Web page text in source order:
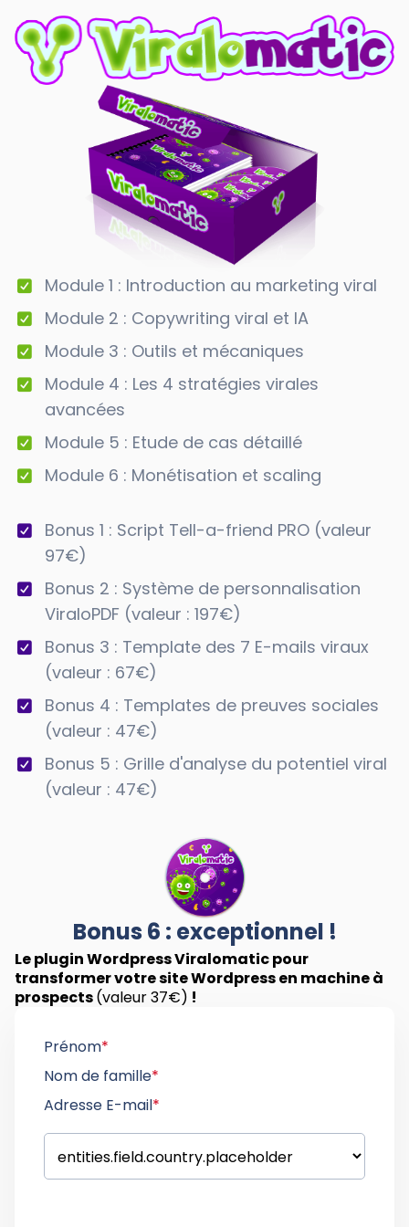
Module 1 : Introduction au marketing viral
Module 2 : Copywriting viral et IA
Module 3 : Outils et mécaniques
Module 4 : Les 4 stratégies virales
avancées
Module 5 : Etude de cas détaillé
Module 6 : Monétisation et scaling
Bonus 1 : Script Tell-a-friend PRO (valeur
97€)
Bonus 2 : Système de personnalisation
ViraloPDF (valeur : 197€)
Bonus 3 : Template des 7 E-mails viraux
(valeur : 67€)
Bonus 4 : Templates de preuves sociales
(valeur : 47€)
Bonus 5 : Grille d'analyse du potentiel viral
(valeur : 47€)
Bonus 6 : exceptionnel !
Le plugin Wordpress Viralomatic pour
transformer votre site Wordpress en machine à
prospects(valeur 37€) !
Prénom*
Nom de famille*
Adresse E-mail*